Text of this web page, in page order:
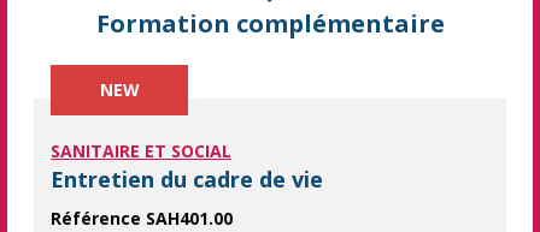
Formation complémentaire
NEW
SANITAIRE ET SOCIAL
Entretien du cadre de vie
Référence SAH401.00